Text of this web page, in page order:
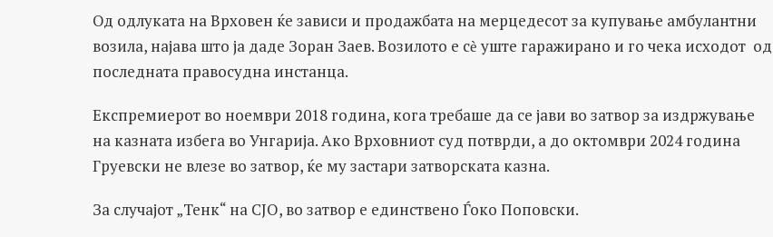
Од одлуката на Врховен ќе зависи и продажбата на мерцедесот за купување амбулантни
возила, најава што ја даде Зоран Заев. Возилото е сѐ уште гаражирано и го чека исходот од
последната правосудна инстанца.
Експремиерот во ноември 2018 година, кога требаше да се јави во затвор за издржување
на казната избега во Унгарија. Ако Врховниот суд потврди, а до октомври 2024 година
Груевски не влезе во затвор, ќе му застари затворската казна.
За случајот „Тенк“ на СЈО, во затвор е единствено Ѓоко Поповски.